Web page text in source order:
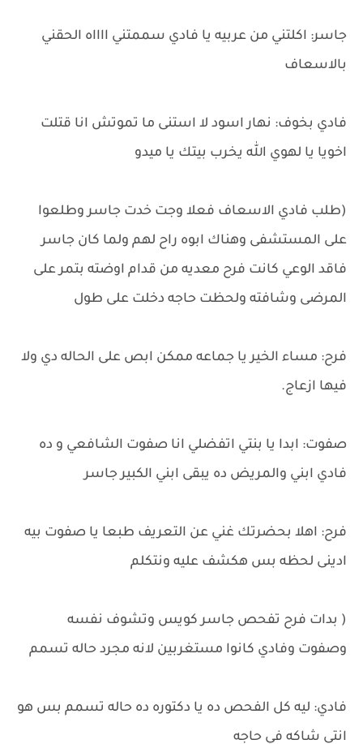
جاسر: اكلتني من عربيه يا فادي سممتني ااااه الحقني
بالاسعاف
فادي بخوف: نهار اسود لا استنى ما تموتش انا قتلت
اخويا يا لهوي الله يخرب بيتك يا ميدو
(طلب فادي الاسعاف فعلا وجت خدت جاسر وطلعوا
على المستشفى وهناك ابوه راح لهم ولما كان جاسر
فاقد الوعي كانت فرح معديه من قدام اوضته بتمر على
المرضى وشافته ولحظت حاجه دخلت على طول
فرح: مساء الخير يا جماعه ممكن ابص على الحاله دي ولا
فيها ازعاج.
صفوت: ابدا يا بنتي اتفضلي انا صفوت الشافعي و ده
فادي ابني والمريض ده يبقى ابني الكبير جاسر
فرح: اهلا بحضرتك غني عن التعريف طبعا يا صفوت بيه
ادينى لحظه بس هكشف عليه ونتكلم
( بدات فرح تفحص جاسر كويس وتشوف نفسه
وصفوت وفادي كانوا مستغربين لانه مجرد حاله تسمم
فادي: ليه كل الفحص ده يا دكتوره ده حاله تسمم بس هو
انتى شاكه في حاجه